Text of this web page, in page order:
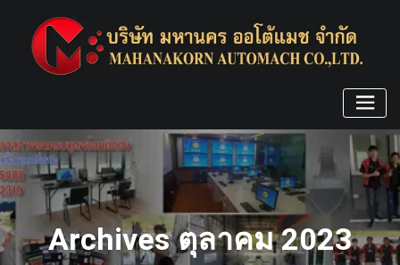
content
Archives ตุลาคม 2023